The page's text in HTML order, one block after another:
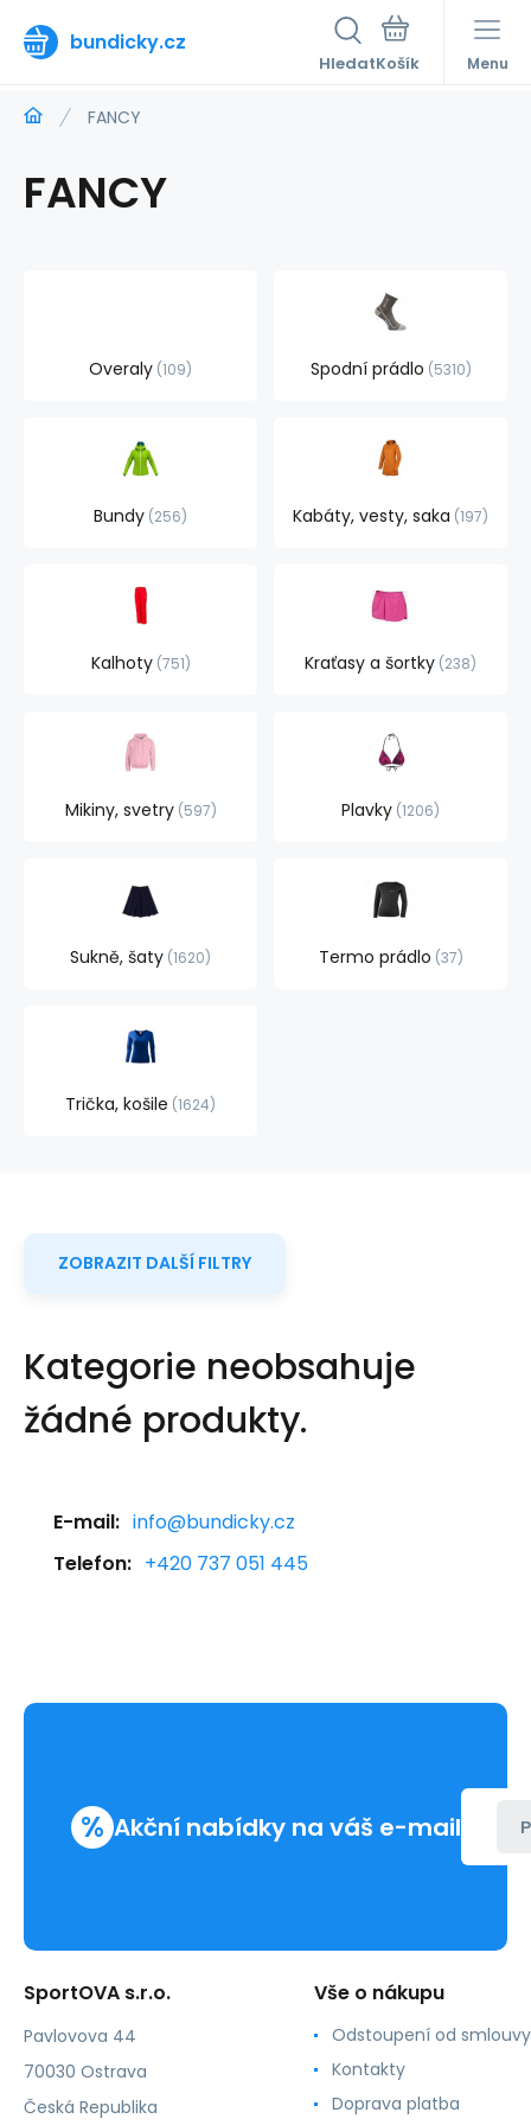
bundicky.cz
Hledat Menu
FANCY
FANCY
Overaly 109 Spodní prádlo 5310
Bundy 256 Kabáty, vesty, saka 197
Kalhoty 751 Kraťasy a šortky 238
Mikiny, svetry 597 Plavky 1206
Sukně, šaty 1620 Termo prádlo 37
Trička, košile 1624
ZOBRAZIT DALŠÍ FILTRY
Kategorie neobsahuje
žádné produkty.
E-mail: info@bundicky.cz
Telefon: +420 737 051 445
% Akční nabídky na váš e-mail
SportOVA s.r.o.
Pavlovova 44
70030 Ostrava
Česká Republika
Vše o nákupu
Odstoupení od smlouvy
Kontakty
Doprava platba